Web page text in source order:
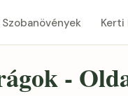
Szobanövények Kerti
-